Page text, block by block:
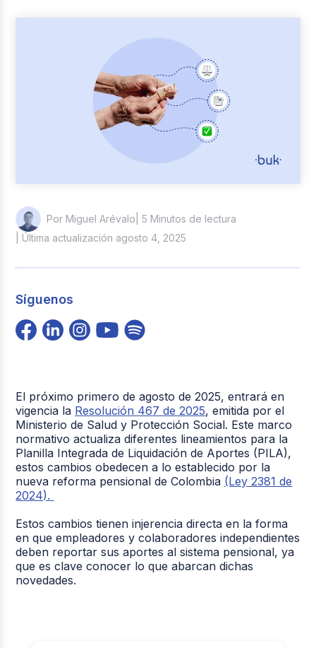
Columna del Experto
Entrevistas
Por Miguel Arévalo | 5 Minutos de lectura
| Última actualización agosto 4, 2025
Síguenos
El próximo primero de agosto de 2025, entrará en
vigencia la Resolución 467 de 2025, emitida por el
Ministerio de Salud y Protección Social. Este marco
normativo actualiza diferentes lineamientos para la
Planilla Integrada de Liquidación de Aportes (PILA),
estos cambios obedecen a lo establecido por la
nueva reforma pensional de Colombia (Ley 2381 de
2024).
Estos cambios tienen injerencia directa en la forma
en que empleadores y colaboradores independientes
deben reportar sus aportes al sistema pensional, ya
que es clave conocer lo que abarcan dichas
novedades.